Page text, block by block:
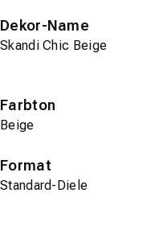
Dekor-Name
Skandi Chic Beige
Farbton
Beige
Format
Standard-Diele